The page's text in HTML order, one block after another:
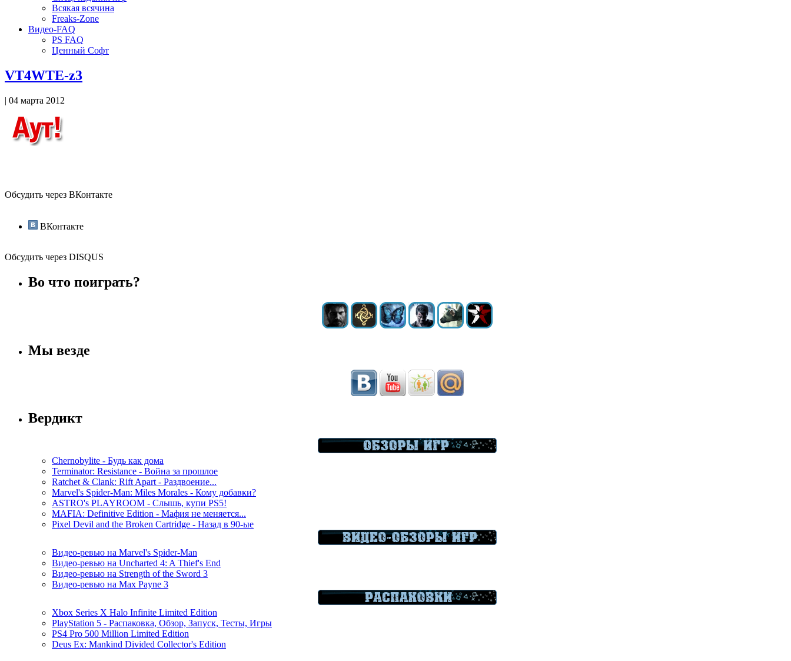
Всякая всячина
Freaks-Zone
Видео-FAQ
PS FAQ
Ценный Софт
VT4WTE-z3
| 04 марта 2012
Обсудить через ВКонтакте
ВКонтакте
Обсудить через DISQUS
Во что поиграть?
Мы везде
Вердикт
Chernobylite - Будь как дома
Terminator: Resistance - Война за прошлое
Ratchet & Clank: Rift Apart - Раздвоение...
Marvel's Spider-Man: Miles Morales - Кому добавки?
ASTRO's PLAYROOM - Слышь, купи PS5!
MAFIA: Definitive Edition - Мафия не меняется...
Pixel Devil and the Broken Cartridge - Назад в 90-ые
Видео-ревью на Marvel's Spider-Man
Видео-ревью на Uncharted 4: A Thief's End
Видео-ревью на Strength of the Sword 3
Видео-ревью на Max Payne 3
Xbox Series X Halo Infinite Limited Edition
PlayStation 5 - Распаковка, Обзор, Запуск, Тесты, Игры
PS4 Pro 500 Million Limited Edition
Deus Ex: Mankind Divided Collector's Edition